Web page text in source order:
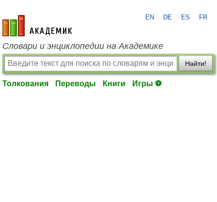
academic.ru
EN DE ES FR
Словари и энциклопедии на Академике
Найти!
Толкования Переводы Книги Игры ⚽